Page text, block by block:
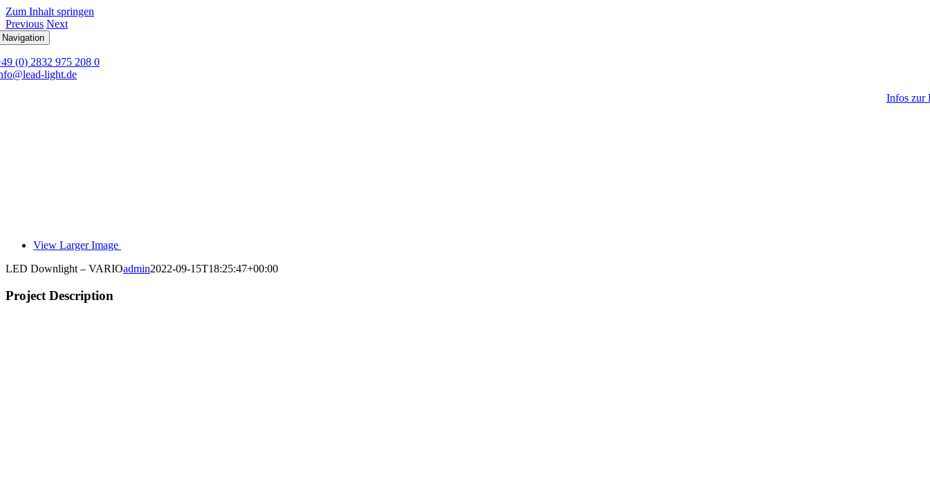
Zum Inhalt springen
Navigation
(0) 2832 975 208 0
light.de
Infos zur
Previous Next
View Larger Image
LED Downlight – VARIOadmin2022-09-15T18:25:47+00:00
Project Description